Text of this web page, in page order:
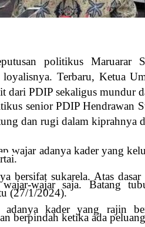
politikus Maruarar
Terbaru, Ketua
dari PDIP sekaligus mundur
senior PDIP Hendrawan
dan rugi dalam kiprahnya
wajar adanya kader yang
bersifat sukarela. Atas
wajar saja. Batang
(27/1/2024).
adanya kader yang rajin
berpindah ketika ada